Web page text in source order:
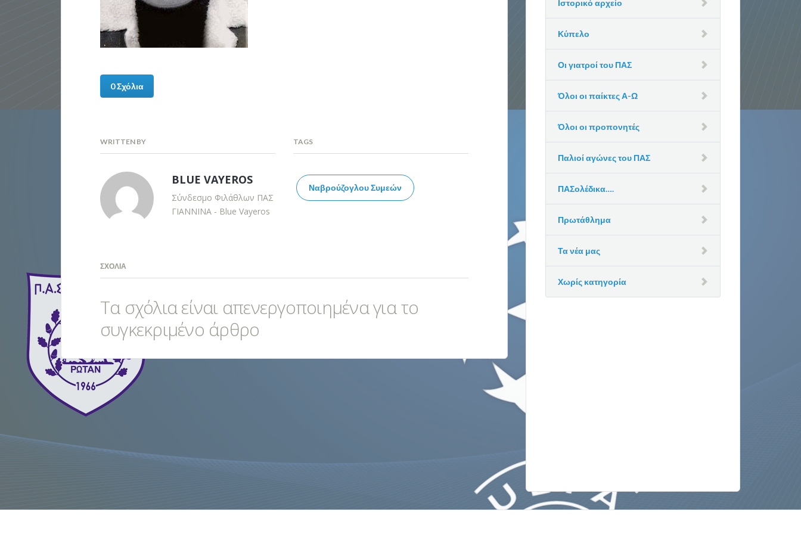
0 Σχόλια
WRITTEN BY
BLUE VAYEROS
Σύνδεσμο Φιλάθλων ΠΑΣ
ΓΙΑΝΝΙΝΑ - Blue Vayeros
TAGS
Ναβρούζογλου Συμεών
ΣΧΌΛΙΑ
Τα σχόλια είναι απενεργοποιημένα για το
συγκεκριμένο άρθρο
Ιστορικό αρχείο
Κύπελο
Οι γιατροί του ΠΑΣ
Όλοι οι παίκτες Α-Ω
Όλοι οι προπονητές
Παλιοί αγώνες του ΠΑΣ
ΠΑΣολέδικα….
Πρωτάθλημα
Τα νέα μας
Χωρίς κατηγορία